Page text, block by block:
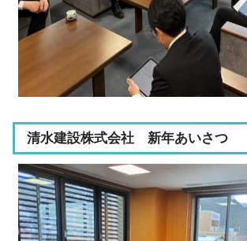
清水建設株式会社 新年あいさつ